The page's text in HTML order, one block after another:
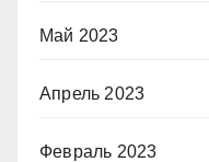
Май 2023
Апрель 2023
Февраль 2023